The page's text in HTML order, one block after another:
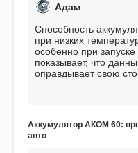
Адам
Способность
при низких
особенно при
показывает, что
оправдывает свою
пожалел. Считаю,
Аккумулятор АКОМ 60:
авто